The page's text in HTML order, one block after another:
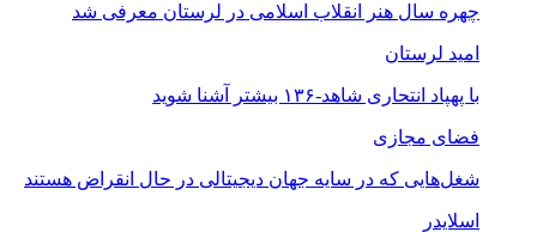
چهره سال هنر انقلاب اسلامی در لرستان معرفی شد
امید لرستان
با پهپاد انتحاری شاهد-۱۳۶ بیشتر آشنا شوید
فضای مجازی
شغل‌‌هایی که در سایه جهان دیجیتالی در حال انقراض هستند
اسلایدر